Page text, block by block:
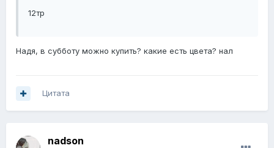
12тр
Надя, в субботу можно купить? какие есть цвета? нал
Цитата
nadson